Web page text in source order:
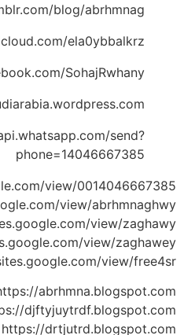
blog/abrhmnag
ela0ybbalkrz
SohajRwhany
send?
phone=14046667385
view/0014046667385
view/abrhmnaghwy
view/zaghawy
view/zaghawey
view/free4sr
abrhmna.blogspot.com
djftyjuytrdf.blogspot.com
https://drtjutrd.blogspot.com